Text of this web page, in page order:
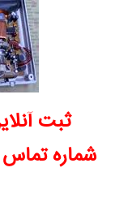
ثبت
شماره